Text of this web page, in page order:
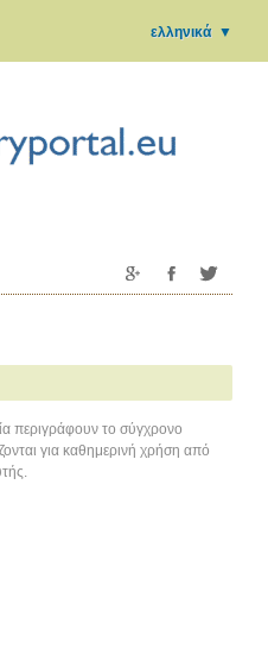
ελληνικά ▼
περιγράφουν το σύγχρονο
για καθημερινή χρήση από